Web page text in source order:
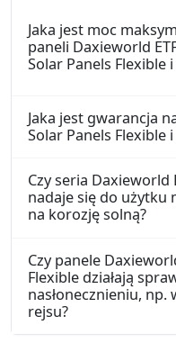
Jaka jest moc
paneli Daxieworld
Solar Panels Flexible i
Jaka jest gwarancja
Solar Panels Flexible
Czy seria Daxieworld
nadaje się do użytku
na korozję solną?
Czy panele
Flexible działają
nasłonecznieniu,
rejsu?